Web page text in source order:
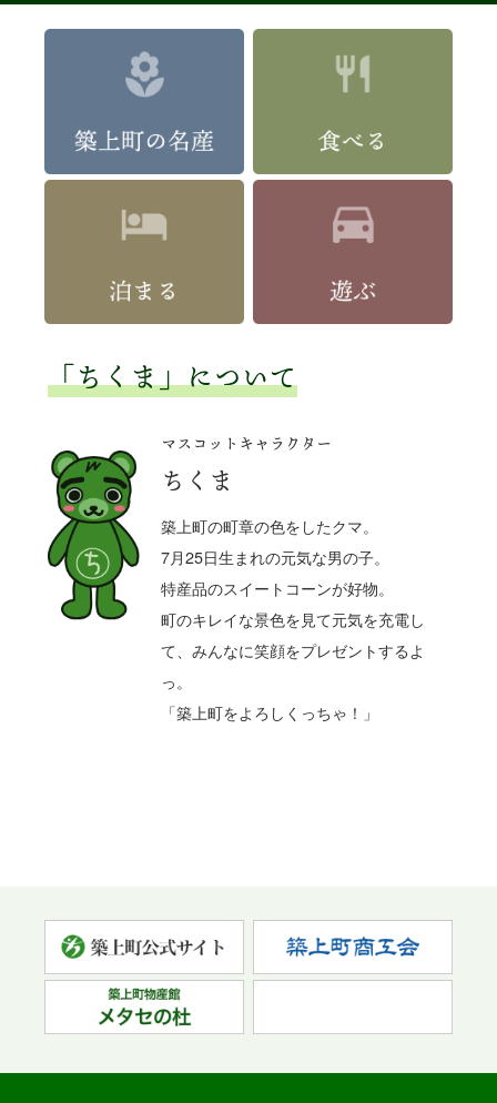
「ちくま」について
マスコットキャラクター
ちくま
築上町の町章の色をしたクマ。
7月25日生まれの元気な男の子。
特産品のスイートコーンが好物。
町のキレイな景色を見て元気を充電し
て、みんなに笑顔をプレゼントするよ
っ。
「築上町をよろしくっちゃ！」